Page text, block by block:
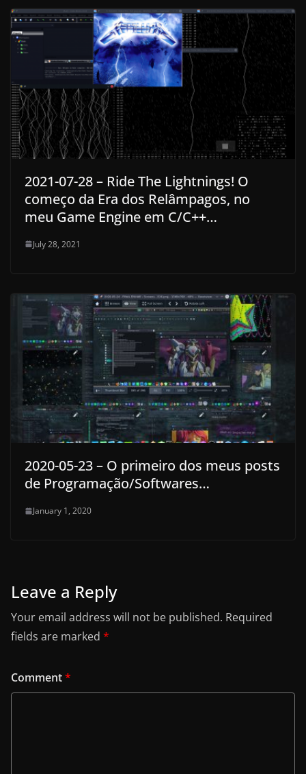
2021-07-28 – Ride The Lightnings! O
começo da Era dos Relâmpagos, no
meu Game Engine em C/C++…
July 28, 2021
2020-05-23 – O primeiro dos meus posts
de Programação/Softwares…
January 1, 2020
Leave a Reply
Your email address will not be published. Required
fields are marked *
Comment*